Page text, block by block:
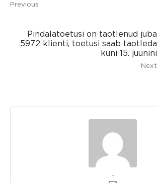
Previous
Pindalatoetusi on taotlenud juba
5972 klienti, toetusi saab taotleda
kuni 15. juunini
Next